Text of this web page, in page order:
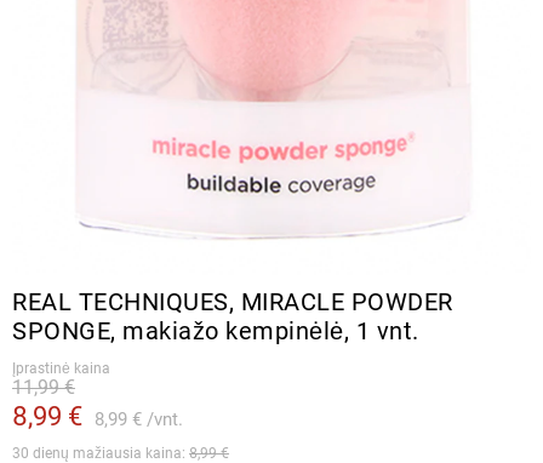
REAL TECHNIQUES, MIRACLE POWDER
SPONGE, makiažo kempinėlė, 1 vnt.
Įprastinė kaina
8,99 € 8,99 € vnt.
11,99 €
30 dienų mažiausia kaina: 8,99 €